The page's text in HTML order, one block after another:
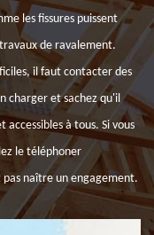
les fissures puissent
de ravalement.
il faut contacter des
charger et sachez qu'il
à tous. Si vous
le téléphoner
naître un engagement.